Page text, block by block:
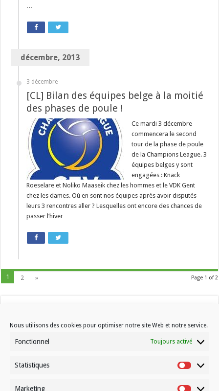
Nous utilisons des cookies pour optimiser notre site Web et notre service.
Fonctionnel Toujours activé
Statistiques
Marketing
…
décembre, 2013
3 décembre
[CL] Bilan des équipes belge à la moitié
des phases de poule !
Ce mardi 3 décembre
commencera le second
tour de la phase de poule
de la Champions League. 3
équipes belges y sont
engagées : Knack
Roeselare et Noliko Maaseik chez les hommes et le VDK Gent
chez les dames. Où en sont nos équipes après avoir disputés
leurs 3 rencontres aller ? Lesquelles ont encore des chances de
passer l’hiver …
Page 1 of 2
1 2 »
Contactez-nous